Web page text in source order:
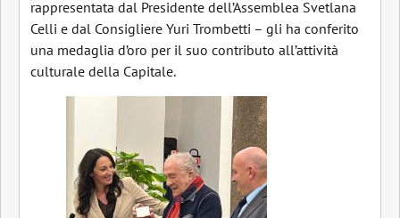
rappresentata dal Presidente dell’Assemblea Svetlana
Celli e dal Consigliere Yuri Trombetti – gli ha conferito
una medaglia d’oro per il suo contributo all’attività
culturale della Capitale.